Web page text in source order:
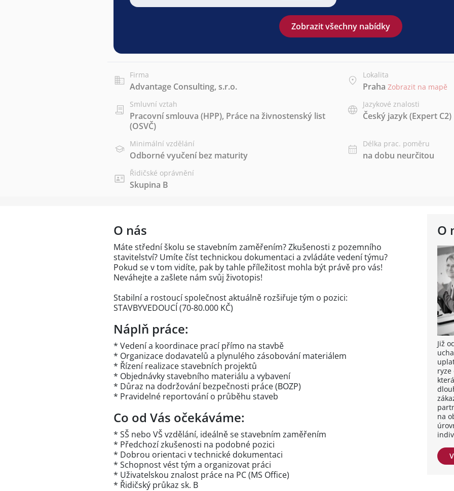
Zobrazit všechny nabídky
Firma
Advantage Consulting, s.r.o.
Lokalita
Praha Zobrazit na mapě
Smluvní vztah
Pracovní smlouva (HPP), Práce na živnostenský list
(OSVČ)
Jazykové znalosti
Český jazyk(Expert C2)
Minimální vzdělání
Odborné vyučení bez maturity
Délka prac. poměru
na dobu neurčitou
Řidičské oprávnění
Skupina B
O
Již
na
O nás
Máte střední školu se stavebním zaměřením? Zkušenosti z pozemního
stavitelství? Umíte číst technickou dokumentaci a zvládáte vedení týmu?
Pokud se v tom vidíte, pak by tahle příležitost mohla být právě pro vás!
Neváhejte a zašlete nám svůj životopis!
Stabilní a rostoucí společnost aktuálně rozšiřuje tým o pozici:
STAVBYVEDOUCÍ (70-80.000 KČ)
Náplň práce:
* Vedení a koordinace prací přímo na stavbě
* Organizace dodavatelů a plynulého zásobování materiálem
* Řízení realizace stavebních projektů
* Objednávky stavebního materiálu a vybavení
* Důraz na dodržování bezpečnosti práce (BOZP)
* Pravidelné reportování o průběhu staveb
Co od Vás očekáváme:
* SŠ nebo VŠ vzdělání, ideálně se stavebním zaměřením
* Předchozí zkušenosti na podobné pozici
* Dobrou orientaci v technické dokumentaci
* Schopnost vést tým a organizovat práci
* Uživatelskou znalost práce na PC (MS Office)
* Řidičský průkaz sk. B